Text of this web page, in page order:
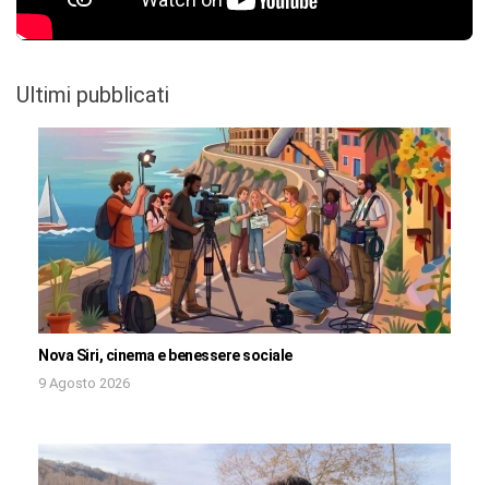
Ultimi pubblicati
Nova Siri, cinema e benessere sociale
9 Agosto 2026